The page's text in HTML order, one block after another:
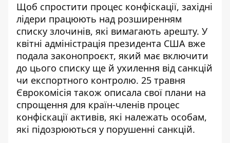
Щоб спростити процес конфіскації, західні
лідери працюють над розширенням
списку злочинів, які вимагають арешту. У
квітні адміністрація президента США вже
подала законопроєкт, який має включити
до цього списку ще й ухилення від санкцій
чи експортного контролю. 25 травня
Єврокомісія також описала свої плани на
спрощення для країн-членів процес
конфіскації активів, які належать особам,
які підозрюються у порушенні санкцій.